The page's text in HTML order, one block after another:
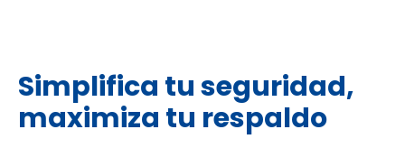
Simplifica tu seguridad,
maximiza tu respaldo